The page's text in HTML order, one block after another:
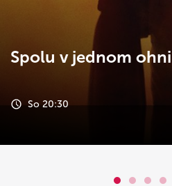
Spolu v jednom ohni
So 20:30